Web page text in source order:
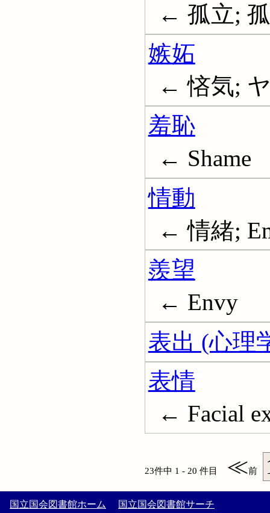
← 孤立; 孤
嫉妬
← 悋気;
羞恥
← Shame
情動
← 情緒;
羨望
← Envy
表出 (心理
表情
← Facial
23件中 1 - 20 件目 ≪前
国立国会図書館ホーム 国立国会図書館サーチ